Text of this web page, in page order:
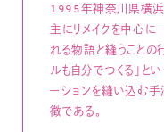
1995年神奈川県横浜
主にリメイクを中心に
れる物語と縫うことの
ルも自分でつくる」と
ーションを縫い込む
徴である。